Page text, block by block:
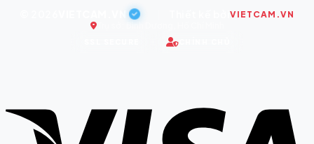
VIETCAM.VN
Trụ sở: Bình Dương, Hồ Chí Minh
CHÍNH CHỦ